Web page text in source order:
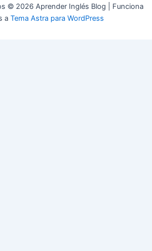
© 2026 Aprender Inglés Blog | Funciona
a Tema Astra para WordPress